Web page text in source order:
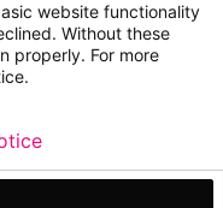
website functionality
Without these
properly. For more